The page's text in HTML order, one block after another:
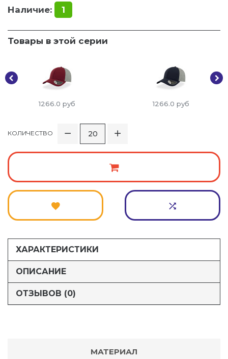
Наличие: 1
Товары в этой серии
1266.0 руб 1266.0 руб
КОЛИЧЕСТВО
ХАРАКТЕРИСТИКИ
ОПИСАНИЕ
ОТЗЫВОВ (0)
МАТЕРИАЛ